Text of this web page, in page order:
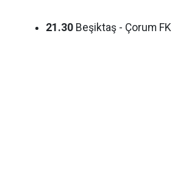
21.30 Beşiktaş - Çorum FK